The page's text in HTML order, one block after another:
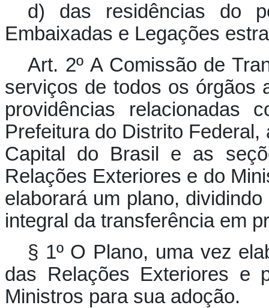
d) das residências do
Embaixadas e Legações
Art. 2º A Comissão de
serviços de todos os órgãos
providências relacionadas
Prefeitura do Distrito
Capital do Brasil e as
Relações Exteriores e do
elaborará um plano,
integral da transferência em
§ 1º O Plano, uma vez
das Relações Exteriores e
Ministros para sua adoção.